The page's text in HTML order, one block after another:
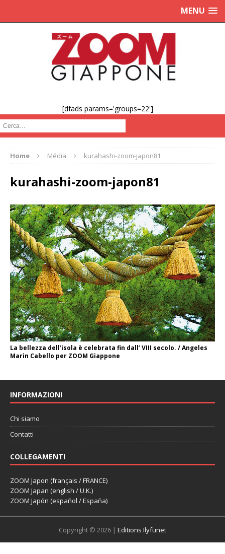
MENU
[dfads params='groups=22']
Cerca :
Home Média kurahashi-zoom-japon81
kurahashi-zoom-japon81
La bellezza dell’isola è celebrata fin dall’ VIII secolo. / Angeles
Marin Cabello per ZOOM Giappone
INFORMAZIONI
Chi siamo
Contatti
COLLEGAMENTI
ZOOM Japon (français / FRANCE)
ZOOM Japan (english / U.K.)
ZOOM Japón (español / España)
Copyright © 2026 | Editions Ilyfunet